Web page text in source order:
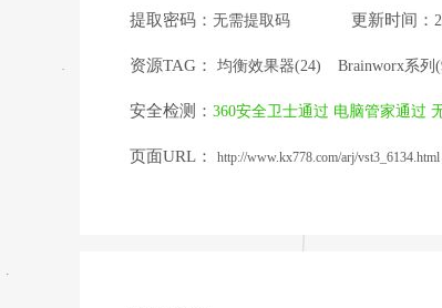
提取密码： 无需提取码 更新时间：
资源TAG： 均衡效果器(24) Brainworx系列
安全检测： 360安全卫士通过 电脑管家通过
页面URL： http://www.kx778.com/arj/vst3_6134.html